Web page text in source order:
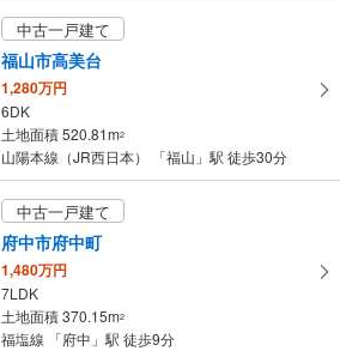
中古一戸建て
福山市高美台
1,280万円
6DK
土地面積 520.81m2
山陽本線（JR西日本） 「福山」駅 徒歩30分
中古一戸建て
府中市府中町
1,480万円
7LDK
土地面積 370.15m2
福塩線 「府中」駅 徒歩9分